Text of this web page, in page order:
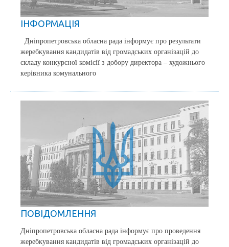
ІНФОРМАЦІЯ
Дніпропетровська обласна рада інформує про результати
жеребкування кандидатів від громадських організацій до
складу конкурсної комісії з добору директора – художнього
керівника комунального
ПОВІДОМЛЕННЯ
Дніпропетровська обласна рада інформує про проведення
жеребкування кандидатів від громадських організацій до